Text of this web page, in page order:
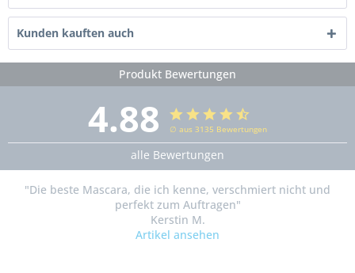
Kunden kauften auch
Produkt Bewertungen
4.88 ∅ aus 3135 Bewertungen
alle Bewertungen
"Die beste Mascara, die ich kenne, verschmiert nicht und
perfekt zum Auftragen"
Kerstin M.
Artikel ansehen